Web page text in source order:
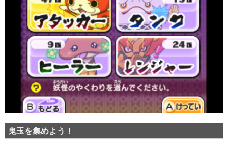
鬼玉を集めよう！